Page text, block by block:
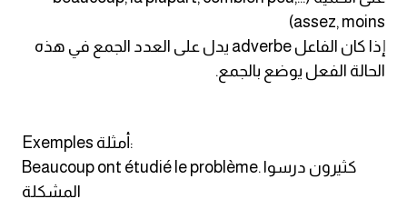
assez, moins)
إذا كان الفاعل adverbe يدل على العدد الجمع في هذه
الحالة الفعل يوضع بالجمع.
Exemples أمثلة:
Beaucoup ont étudié le problème. كثيرون درسوا
المشكلة